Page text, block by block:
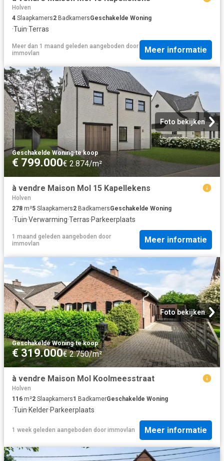
Holven
4 Slaapkamers2 BadkamersGeschakelde Woning
·Tuin·Terras
Meer dan 1 maand geleden aangeboden door
immovlan
Meer informatie
Foto bekijken
Geschakelde Woning·te koop
€ 799.000€ 2.874/m²
à vendre Maison Mol 15 Kapellekens
Holven
278 m²5 Slaapkamers2 BadkamersGeschakelde Woning
·Tuin·Verwarming·Terras·Parkeerplaats
1 maand geleden aangeboden door
immovlan
Meer informatie
Foto bekijken
Geschakelde Woning·te koop
€ 319.000€ 2.750/m²
à vendre Maison Mol Koolmeesstraat
Holven
116 m²2 Slaapkamers1 BadkamerGeschakelde Woning
·Tuin·Kelder·Parkeerplaats
1 week geleden aangeboden door immovlan Meer informatie